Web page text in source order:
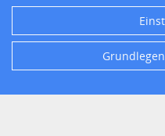
Datenschutz